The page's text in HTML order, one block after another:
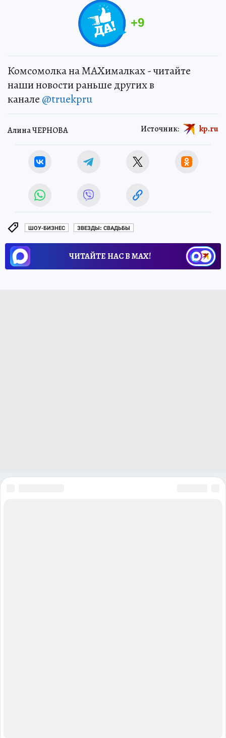
+9
Комсомолка на MAXималках - читайте
наши новости раньше других в
канале @truekpru
Алина ЧЕРНОВА Источник: kp.ru
ШОУ-БИЗНЕС ЗВЕЗДЫ: СВАДЬБЫ
ЧИТАЙТЕ НАС В МАХ!